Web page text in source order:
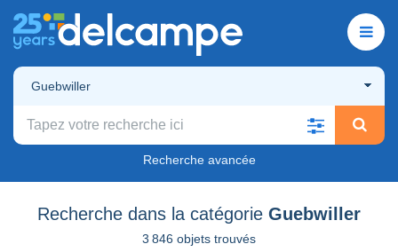
Guebwiller
Recherche avancée
Recherche dans la catégorie Guebwiller
3 846 objets trouvés